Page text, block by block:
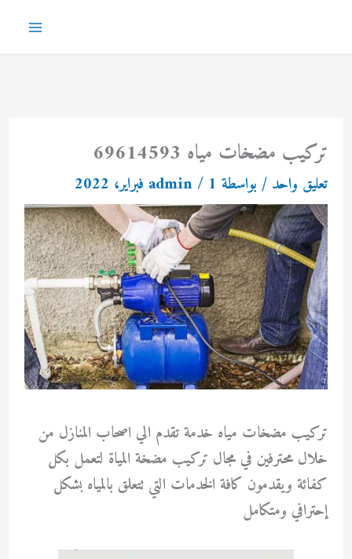
تركيب مضخات مياه 69614593
تعليق واحد / بواسطة admin/ 1 فبراير، 2022
تركيب مضخات مياه خدمة تقدم الي اصحاب المنازل من
خلال محترفين في مجال تركيب مضخة المياة لتعمل بكل
كفائة ويقدمون كافة الخدمات التي تتعلق بالمياه بشكل
إحترافي ومتكامل